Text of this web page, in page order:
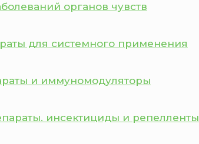
органов чувств
для системного применения
и иммуномодуляторы
инсектициды и репелленты